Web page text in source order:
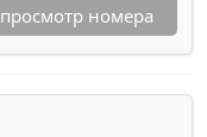
просмотр номера